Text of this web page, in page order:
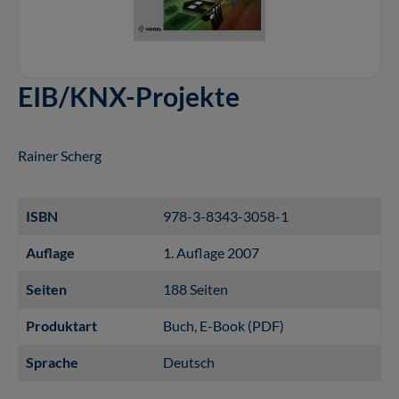
EIB/KNX-Projekte
Rainer Scherg
ISBN 978-3-8343-3058-1
Auflage 1. Auflage 2007
Seiten 188 Seiten
Produktart Buch , E-Book (PDF)
Sprache Deutsch